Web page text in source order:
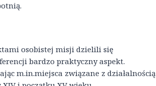
osobistej misji dzielili się
bardzo praktyczny aspekt.
m.in.miejsca związane z działalnością